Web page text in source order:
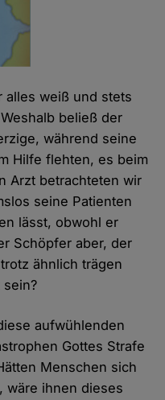
alles weiß und stets
beließ der
während seine
Hilfe flehten, es beim
Arzt betrachteten wir
seine Patienten
lässt, obwohl er
Schöpfer aber, der
ähnlich trägen
aufwühlenden
Gottes Strafe
Menschen sich
wäre ihnen dieses